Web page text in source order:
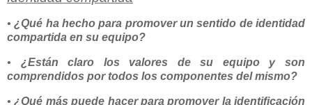
•¿Qué ha hecho para promover un sentido de identidad
compartida en su equipo?
• ¿Están claro los valores de su equipo y son
comprendidos por todos los componentes del mismo?
•¿Qué más puede hacer para promover la identificación